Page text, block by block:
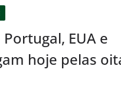
EUA e
hoje pelas